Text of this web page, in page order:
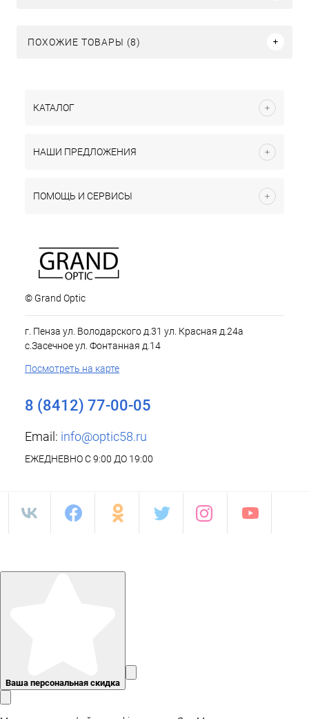
ПОХОЖИЕ ТОВАРЫ (8)
КАТАЛОГ
НАШИ ПРЕДЛОЖЕНИЯ
ПОМОЩЬ И СЕРВИСЫ
© Grand Optic
г. Пенза ул. Володарского д.31 ул. Красная д.24а
с.Засечное ул. Фонтанная д.14
Посмотреть на карте
8 (8412) 77-00-05
Email: info@optic58.ru
ЕЖЕДНЕВНО С 9:00 ДО 19:00
Ваша персональная скидка